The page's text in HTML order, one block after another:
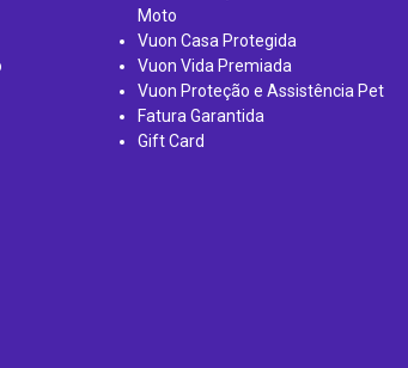
Moto
Vuon Casa Protegida
Vuon Vida Premiada
Vuon Proteção e Assistência Pet
Fatura Garantida
Gift Card